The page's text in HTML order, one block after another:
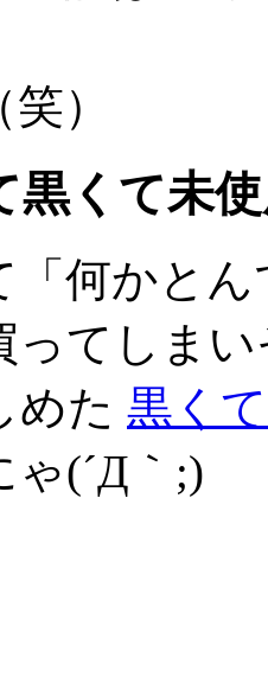
）
黒くて未
「何かと
ってしま
めた 黒く
ゃ(´Д｀;)